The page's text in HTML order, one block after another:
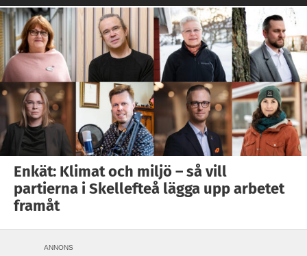
Enkät: Klimat och miljö – så vill
partierna i Skellefteå lägga upp arbetet
framåt
ANNONS